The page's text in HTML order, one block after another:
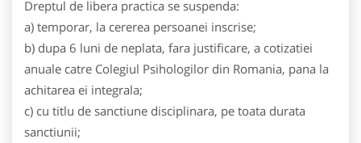
Dreptul de libera practica se suspenda:
a) temporar, la cererea persoanei inscrise;
b) dupa 6 luni de neplata, fara justificare, a cotizatiei
anuale catre Colegiul Psihologilor din Romania, pana la
achitarea ei integrala;
c) cu titlu de sanctiune disciplinara, pe toata durata
sanctiunii;